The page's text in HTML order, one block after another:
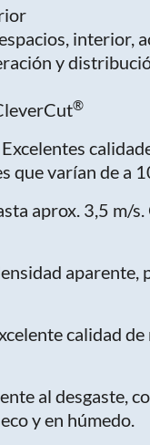
interior,
y
®
que varían de a
aprox. 3,5 m/
aparente,
calidad
al desgaste,
y en húmedo.